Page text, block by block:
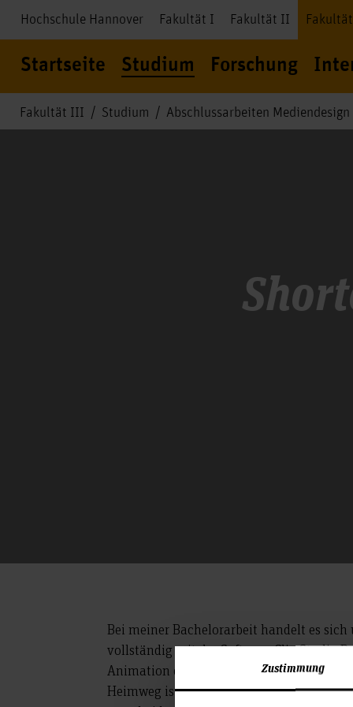
Zustimmung
Hochschule Hannover Fakultät I Fakultät II
Startseite Studium Forschung
Fakultät III Studium Abschlussarbeiten Mediendesign
Bei meiner Bachelorarbeit handelt es
vollständig mit der Software Clip Studio
Animation erzählt die Geschichte eines
Heimweg ist und an eine Weggabelung